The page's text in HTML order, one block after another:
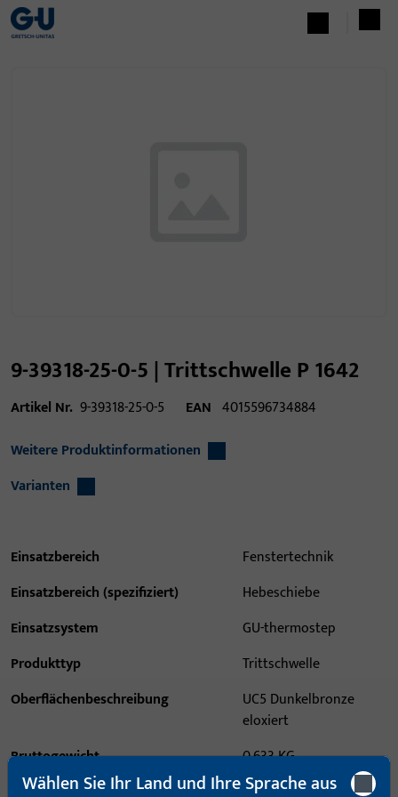
9-39318-25-0-5 | Trittschwelle P 1642
Artikel Nr. 9-39318-25-0-5 EAN 4015596734884
Weitere Produktinformationen
Varianten
Einsatzbereich
Fenstertechnik
Einsatzbereich (spezifiziert)
Hebeschiebe
Einsatzsystem
GU-thermostep
Produkttyp
Trittschwelle
Oberflächenbeschreibung
UC5 Dunkelbronze
eloxiert
Bruttogewicht
0,633 KG
Verpackungseinheit
1 ST
Wählen Sie Ihr Land und Ihre Sprache aus